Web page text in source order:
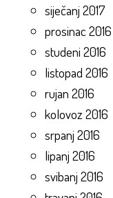
siječanj 2017
prosinac 2016
studeni 2016
listopad 2016
rujan 2016
kolovoz 2016
srpanj 2016
lipanj 2016
svibanj 2016